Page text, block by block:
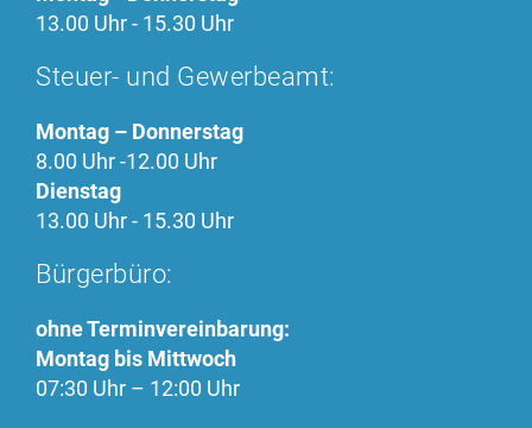
13.00 Uhr - 15.30 Uhr
Steuer- und Gewerbeamt:
Montag – Donnerstag
8.00 Uhr -12.00 Uhr
Dienstag
13.00 Uhr - 15.30 Uhr
Bürgerbüro:
ohne Terminvereinbarung:
Montag bis Mittwoch
07:30 Uhr – 12:00 Uhr
Einverständnis-Optionen des Benutzers
1 Jahr
TERMINLAND
Name:
ASP.NET_SessionId
Anbieter:
Technische Funktion für Terminbestellung